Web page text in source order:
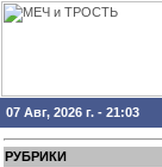
07 Авг, 2026 г. - 21:03
РУБРИКИ